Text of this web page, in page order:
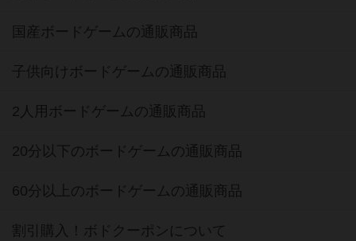
国産ボードゲームの通販商品
子供向けボードゲームの通販商品
2人用ボードゲームの通販商品
20分以下のボードゲームの通販商品
60分以上のボードゲームの通販商品
割引購入！ボドクーポンについて